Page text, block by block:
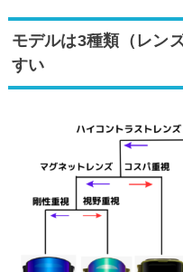
モデルは3種類（レン
すい